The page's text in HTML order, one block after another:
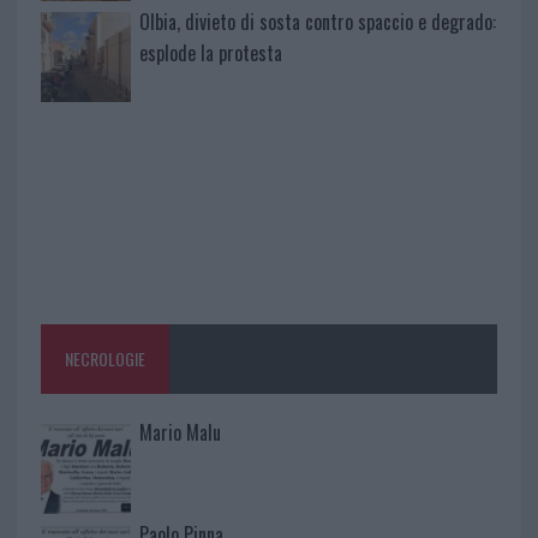
Olbia, divieto di sosta contro spaccio e degrado:
esplode la protesta
NECROLOGIE
Mario Malu